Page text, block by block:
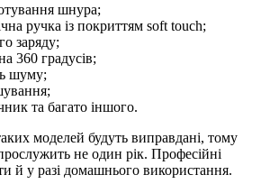
шнура;
ручка із покриттям soft touch;
заряду;
360 градусів;
шуму;
та багато іншого.
моделей будуть виправдані, тому
не один рік. Професійні
й у разі домашнього використання.